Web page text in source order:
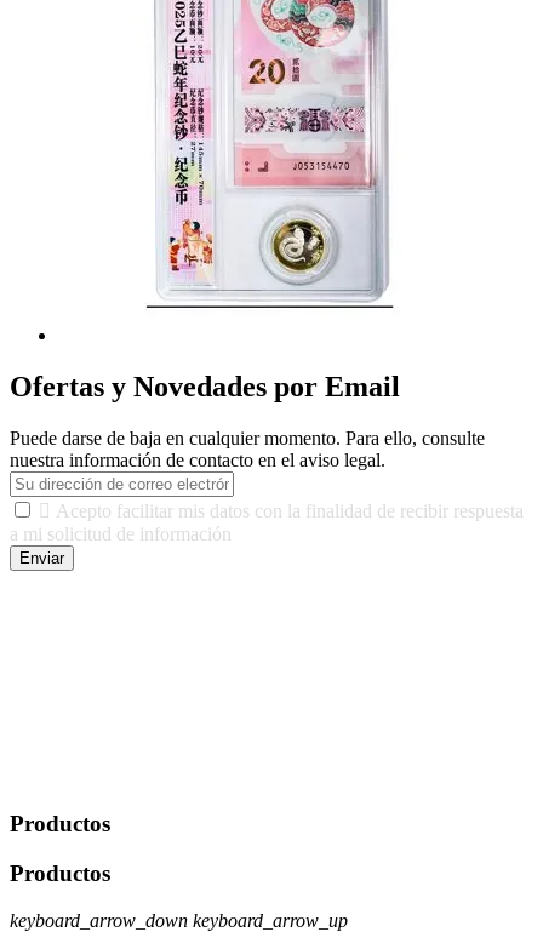
Ofertas y Novedades por Email
Puede darse de baja en cualquier momento. Para ello, consulte
nuestra información de contacto en el aviso legal.
 Acepto facilitar mis datos con la finalidad de recibir respuesta
a mi solicitud de información
Enviar
Productos
Productos
keyboard_arrow_down keyboard_arrow_up